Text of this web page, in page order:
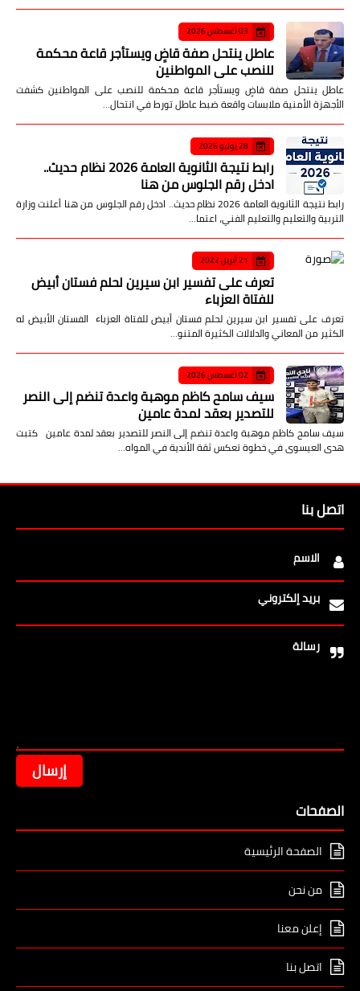
03 أغسطس 2026
عاطل ينتحل صفة قاضٍ ويستأجر قاعة محكمة
للنصب على المواطنين
عاطل ينتحل صفة قاضٍ ويستأجر قاعة محكمة للنصب على المواطنين كشفت
الأجهزة الأمنية ملابسات واقعة ضبط عاطل تورط في انتحال…
28 يوليو 2026
رابط نتيجة الثانوية العامة 2026 نظام حديث..
ادخل رقم الجلوس من هنا
رابط نتيجة الثانوية العامة 2026 نظام حديث.. ادخل رقم الجلوس من هنا أعلنت وزارة
التربية والتعليم والتعليم الفني، اعتما…
21 أبريل 2022
تعرف على تفسير ابن سيرين لحلم فستان أبيض
للفتاة العزباء
تعرف على تفسير ابن سيرين لحلم فستان أبيض للفتاة العزباء الفستان الأبيض له
الكثير من المعاني والدلالات الكثيرة المتنو…
02 أغسطس 2026
سيف سامح كاظم موهبة واعدة تنضم إلى النصر
للتصدير بعقد لمدة عامين
سيف سامح كاظم موهبة واعدة تنضم إلى النصر للتصدير بعقد لمدة عامين كتبت
هدى العيسوى في خطوة تعكس ثقة الأندية في المواه…
اتصل بنا
الاسم
بريد إلكتروني
رسالة
الصفحات
الصفحة الرئيسية
من نحن
إعلن معنا
اتصل بنا